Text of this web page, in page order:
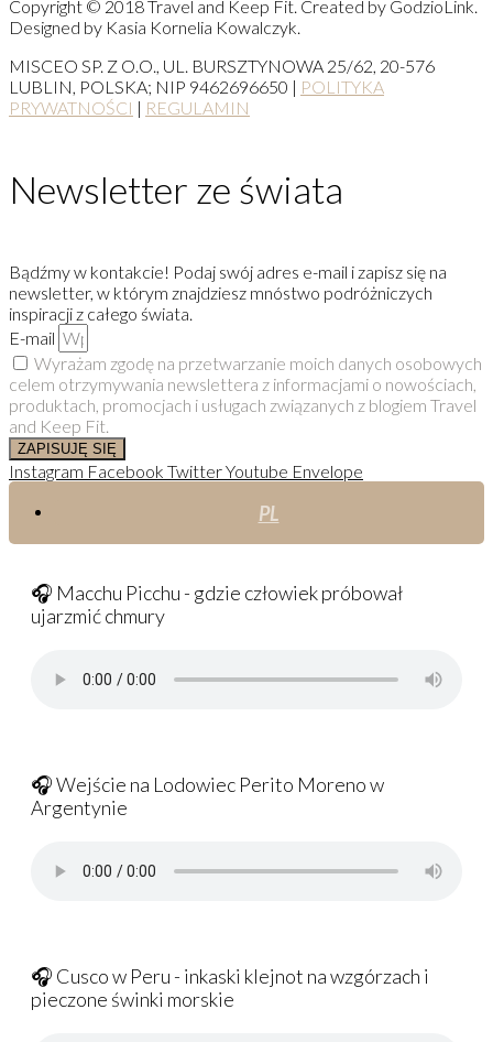
Copyright © 2018 Travel and Keep Fit. Created by GodzioLink.
Designed by Kasia Kornelia Kowalczyk.
MISCEO SP. Z O.O., UL. BURSZTYNOWA 25/62, 20-576
LUBLIN, POLSKA; NIP 9462696650 | POLITYKA
PRYWATNOŚCI | REGULAMIN
Newsletter ze świata
Bądźmy w kontakcie! Podaj swój adres e-mail i zapisz się na
newsletter, w którym znajdziesz mnóstwo podróżniczych
inspiracji z całego świata.
E-mail
Wyrażam zgodę na przetwarzanie moich danych osobowych
celem otrzymywania newslettera z informacjami o nowościach,
produktach, promocjach i usługach związanych z blogiem Travel
and Keep Fit.
ZAPISUJĘ SIĘ
Instagram Facebook TwitterYoutube Envelope
PL
🎧 Macchu Picchu - gdzie człowiek próbował
ujarzmić chmury
🎧 Wejście na Lodowiec Perito Moreno w
Argentynie
🎧 Cusco w Peru - inkaski klejnot na wzgórzach i
pieczone świnki morskie